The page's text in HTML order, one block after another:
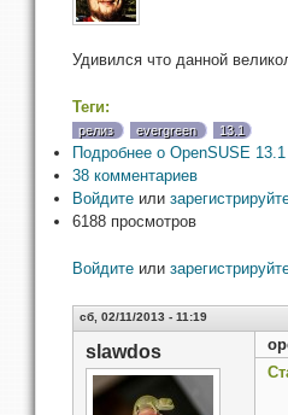
Удивился что данной
Теги:
релиз evergreen 13.1
Подробнее о OpenSUSE
38 комментариев
Войдите или
6188 просмотров
Войдите или
сб, 02/11/2013 - 11:19
slawdos